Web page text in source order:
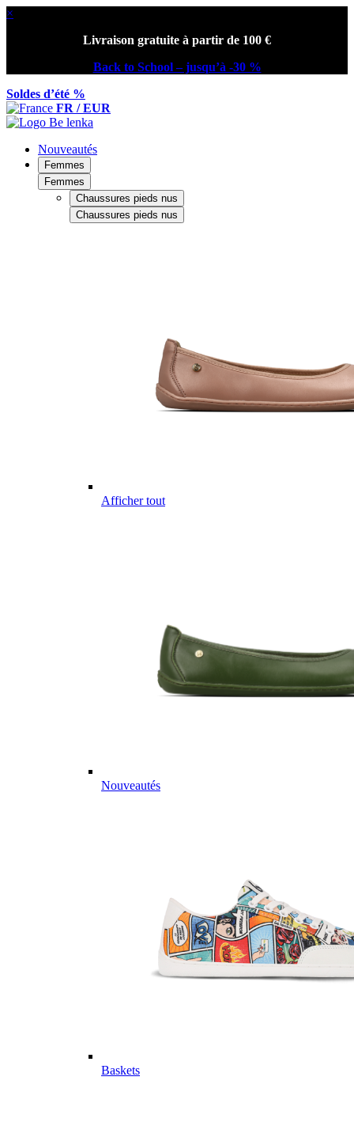
×
Livraison gratuite à partir de 100 €
Back to School – jusqu’à -30 %
Soldes d’été %
FR / EUR
Nouveautés
Femmes
Femmes
Chaussures pieds nus
Chaussures pieds nus
Afficher tout
Nouveautés
Baskets